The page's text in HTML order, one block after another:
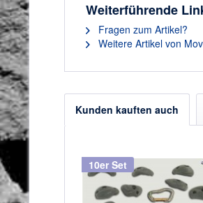
Weiterführende
Fragen zum Artikel?
Weitere Artikel von
Kunden kauften auch
10er Set